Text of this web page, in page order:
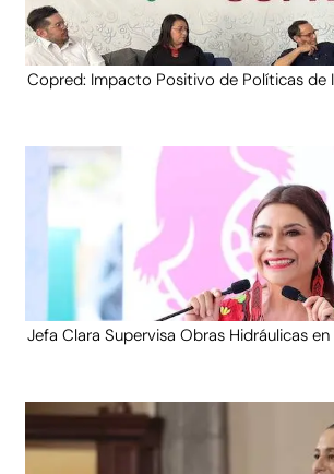
Copred: Impacto Positivo de Políticas de
Jefa Clara Supervisa Obras Hidráulicas en